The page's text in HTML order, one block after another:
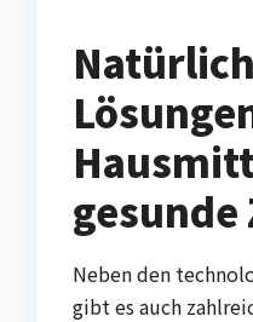
gesunde
Neben den
gibt es auch